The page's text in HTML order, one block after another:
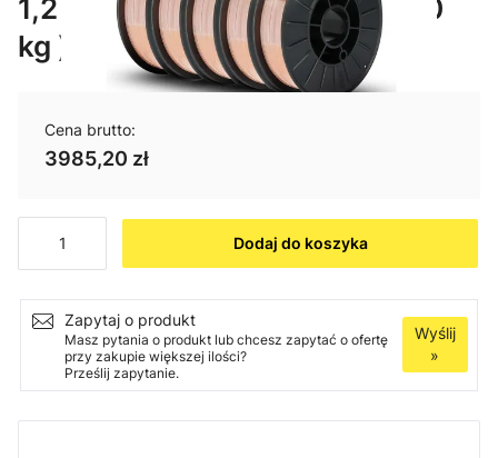
1,2 15 kg SG2 MIG/MAG / ( 540
kg )
Cena brutto:
3985,20 zł
Dodaj do koszyka
Zapytaj o produkt
Masz pytania o produkt lub chcesz zapytać o ofertę
przy zakupie większej ilości?
Prześlij zapytanie.
Wyślij
»